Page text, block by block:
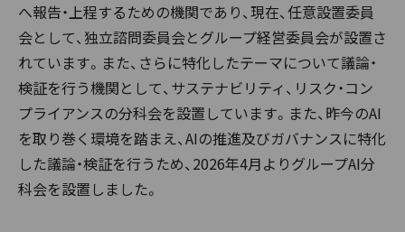
へ報告・上程するための機関であり、現在、任意設置委員
会として、独立諮問委員会とグループ経営委員会が設置さ
れています。また、さらに特化したテーマについて議論・
検証を行う機関として、サステナビリティ、リスク・コン
プライアンスの分科会を設置しています。また、昨今のAI
を取り巻く環境を踏まえ、AIの推進及びガバナンスに特化
した議論・検証を行うため、2026年4月よりグループAI分
科会を設置しました。